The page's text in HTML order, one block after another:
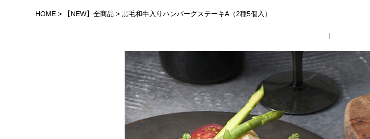
HOME 【NEW】全商品 黒毛和牛入りハンバーグステーキA（2種5個入）
]